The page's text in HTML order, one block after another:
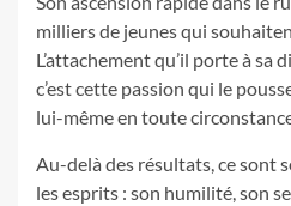
milliers de jeunes qui
L’attachement qu’il porte à sa
c’est cette passion qui le
lui-même en toute
Au-delà des résultats, ce sont
les esprits : son humilité, son